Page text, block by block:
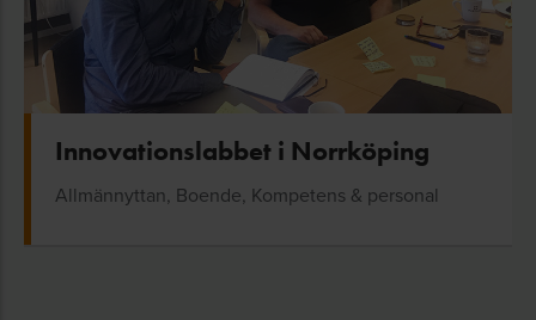
Innovationslabbet i Norrköping
Allmännyttan, Boende, Kompetens & personal